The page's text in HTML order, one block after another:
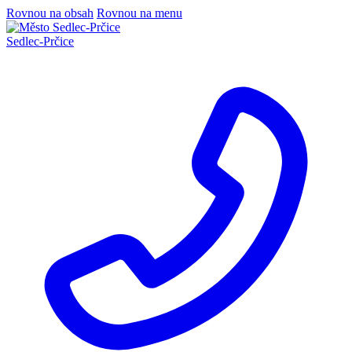
Rovnou na obsah Rovnou na menu
Sedlec-Prčice